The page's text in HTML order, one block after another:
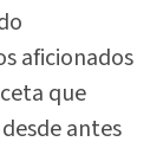
aficionados
que
antes